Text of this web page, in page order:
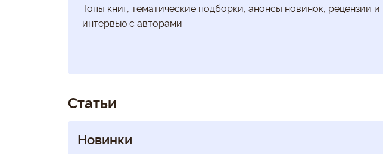
Топы книг, тематические подборки, анонсы новинок, рецензии и
интервью с авторами.
Статьи
Новинки